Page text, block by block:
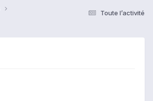
Toute l’activité